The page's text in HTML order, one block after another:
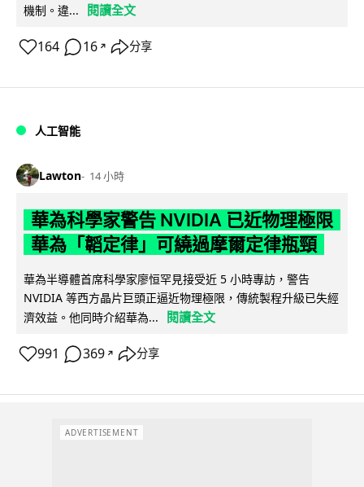
機制。違...
閱讀全文
164 16 ↗ 分享
人工智能
Lawton 14 小時
華為科學家警告 NVIDIA 已近物理極限
華為「韜定律」可繞過摩爾定律瓶頸
華為半導體首席科學家廖恒罕見接受近 5 小時專訪，警告
NVIDIA 等西方晶片巨頭正逼近物理極限，傳統製程升級已失經
濟效益。他同時介紹華為...
閱讀全文
991 369 ↗ 分享
ADVERTISEMENT